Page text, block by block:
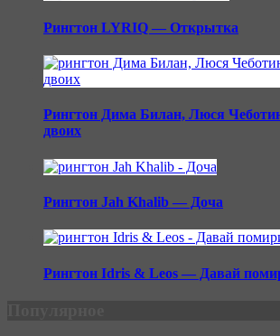
Рингтон LYRIQ — Открытка
Рингтон Дима Билан, Люся
двоих
Рингтон Jah Khalib — Доча
Рингтон Idris & Leos — Давай